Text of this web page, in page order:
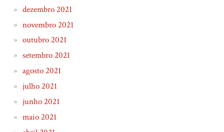
dezembro 2021
novembro 2021
outubro 2021
setembro 2021
agosto 2021
julho 2021
junho 2021
maio 2021